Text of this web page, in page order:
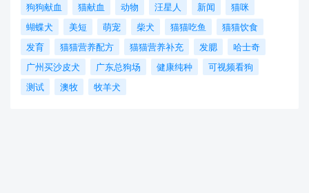
狗狗献血
猫献血 动物 汪星人 新闻
猫咪
蝴蝶犬
美短 萌宠 柴犬 猫猫吃鱼
猫猫饮食
发育
猫猫营养配方 猫猫营养补充 发腮
哈士奇
广州买沙皮犬
广东总狗场 健康纯种
可视频看狗
测试
澳牧 牧羊犬